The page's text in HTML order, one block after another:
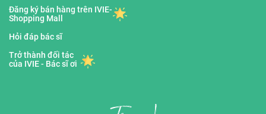
Đăng ký bán hàng trên IVIE-
Shopping Mall
Hỏi đáp bác sĩ
Trở thành đối tác
của IVIE - Bác sĩ ơi